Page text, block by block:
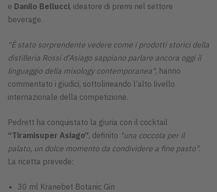
e Danilo Bellucci, ideatore di premi nel settore
beverage.
"È stato sorprendente vedere come i prodotti storici della
distilleria Rossi d’Asiago sappiano parlare ancora oggi il
linguaggio della mixology contemporanea", hanno
commentato i giudici, sottolineando l’alto livello
internazionale della competizione.
Pedrett ha conquistato la giuria con il cocktail
“Tiramisuper Asiago”, definito "una coccola per il
palato, un dolce momento da condividere a fine pasto".
La ricetta prevede:
30 ml Kranebet Botanic Gin